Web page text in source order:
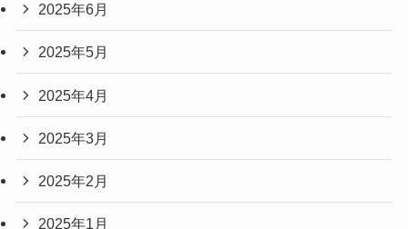
2025年6月
2025年5月
2025年4月
2025年3月
2025年2月
2025年1月